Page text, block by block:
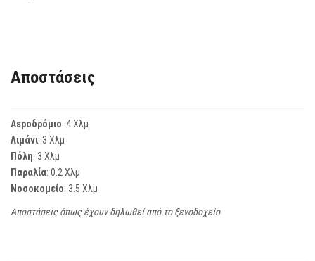
Αποστάσεις
Αεροδρόμιο: 4 Χλμ
Λιμάνι: 3 Χλμ
Πόλη: 3 Χλμ
Παραλία: 0.2 Χλμ
Νοσοκομείο: 3.5 Χλμ
Αποστάσεις όπως έχουν δηλωθεί από το ξενοδοχείο